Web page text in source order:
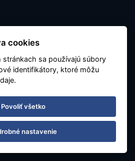
cookies
sa používajú súbory
identifikátory, ktoré môžu
Povoliť všetko
nastavenie